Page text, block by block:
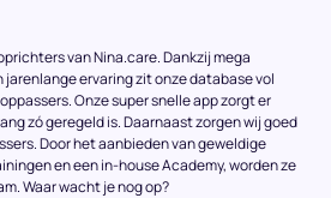
van Nina.care. Dankzij mega
ervaring zit onze database vol
Onze super snelle app zorgt er
zó geregeld is. Daarnaast zorgen wij goed
Door het aanbieden van geweldige
en een in-house Academy, worden ze
Waar wacht je nog op?